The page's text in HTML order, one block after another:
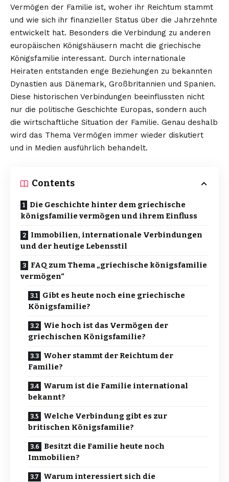
Vermögen der Familie ist, woher ihr Reichtum stammt
und wie sich ihr finanzieller Status über die Jahrzehnte
entwickelt hat. Besonders die Verbindung zu anderen
europäischen Königshäusern macht die griechische
Königsfamilie interessant. Durch internationale
Heiraten entstanden enge Beziehungen zu bekannten
Dynastien aus Dänemark, Großbritannien und Spanien.
Diese historischen Verbindungen beeinflussten nicht
nur die politische Geschichte Europas, sondern auch
die wirtschaftliche Situation der Familie. Genau deshalb
wird das Thema Vermögen immer wieder diskutiert
und in Medien ausführlich behandelt.
Contents
Die Geschichte hinter dem griechische
königsfamilie vermögen und ihrem Einfluss
Immobilien, internationale Verbindungen
und der heutige Lebensstil
FAQ zum Thema „griechische königsfamilie
vermögen“
Gibt es heute noch eine griechische
Königsfamilie?
Wie hoch ist das Vermögen der
griechischen Königsfamilie?
Woher stammt der Reichtum der
Familie?
Warum ist die Familie international
bekannt?
Welche Verbindung gibt es zur
britischen Königsfamilie?
Besitzt die Familie heute noch
Immobilien?
Warum interessiert sich die